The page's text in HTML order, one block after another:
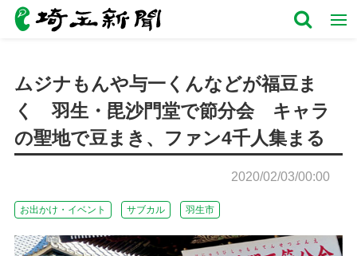
ムジナもんや与一くんなどが福豆ま
く 羽生・毘沙門堂で節分会 キャラ
の聖地で豆まき、ファン4千人集まる
2020/02/03/00:00
お出かけ・イベント サブカル 羽生市